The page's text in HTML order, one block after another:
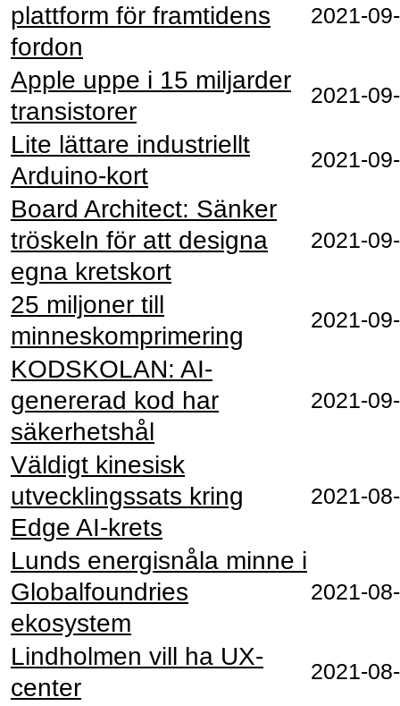
plattform för framtidens
fordon
Apple uppe i 15 miljarder
transistorer
Lite lättare industriellt
Arduino-kort
Board Architect: Sänker
tröskeln för att designa
egna kretskort
25 miljoner till
minneskomprimering
KODSKOLAN: AI-
genererad kod har
säkerhetshål
Väldigt kinesisk
utvecklingssats kring
Edge AI-krets
Lunds energisnåla minne i
Globalfoundries
ekosystem
Lindholmen vill ha UX-
center